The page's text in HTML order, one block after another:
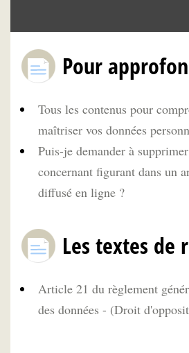
Pour
Tous les contenus pour
maîtriser vos données
Puis-je demander à
concernant figurant dans un
diffusé en ligne ?
Les textes de
Article 21 du règlement
des données - (Droit